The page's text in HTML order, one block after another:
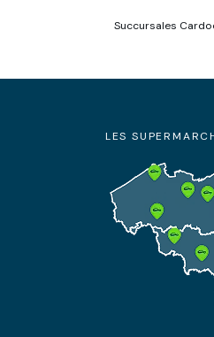
En
Succursales
LES